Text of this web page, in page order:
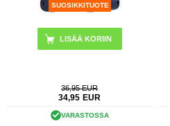
SUOSIKKITUOTE
36,95 EUR
34,95 EUR
VARASTOSSA